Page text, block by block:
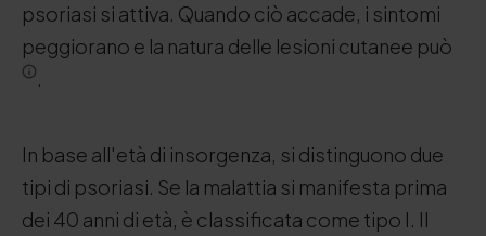
psoriasi si attiva. Quando ciò accade, i sintomi
peggiorano e la natura delle lesioni cutanee può
.
In base all'età di insorgenza, si distinguono due
tipi di psoriasi. Se la malattia si manifesta prima
dei 40 anni di età, è classificata come tipo I. Il